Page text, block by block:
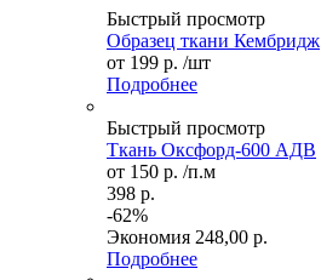
Быстрый просмотр
Образец ткани Кембридж
от 199 р. /шт
Подробнее
Быстрый просмотр
Ткань Оксфорд-600 АДВ
от 150 р. /п.м
398 р.
-62%
Экономия 248,00 р.
Подробнее